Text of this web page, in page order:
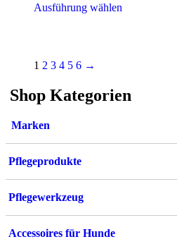
Ausführung wählen
Optionen
Produktseite
1 2 3 4 5 6 →
Shop Kategorien
Marken
Pflegeprodukte
Pflegewerkzeug
Accessoires für Hunde